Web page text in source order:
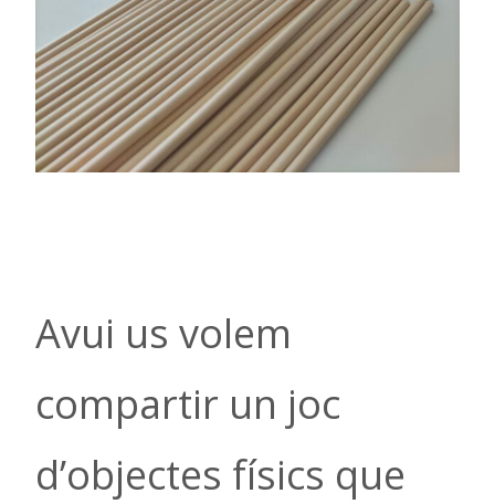
Avui us volem
compartir un joc
d’objectes físics que